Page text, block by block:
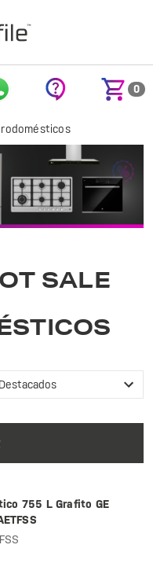
0
SALE
755 L Grafito GE